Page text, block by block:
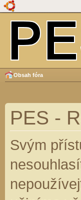
Obsah fóra
PES -
Svým